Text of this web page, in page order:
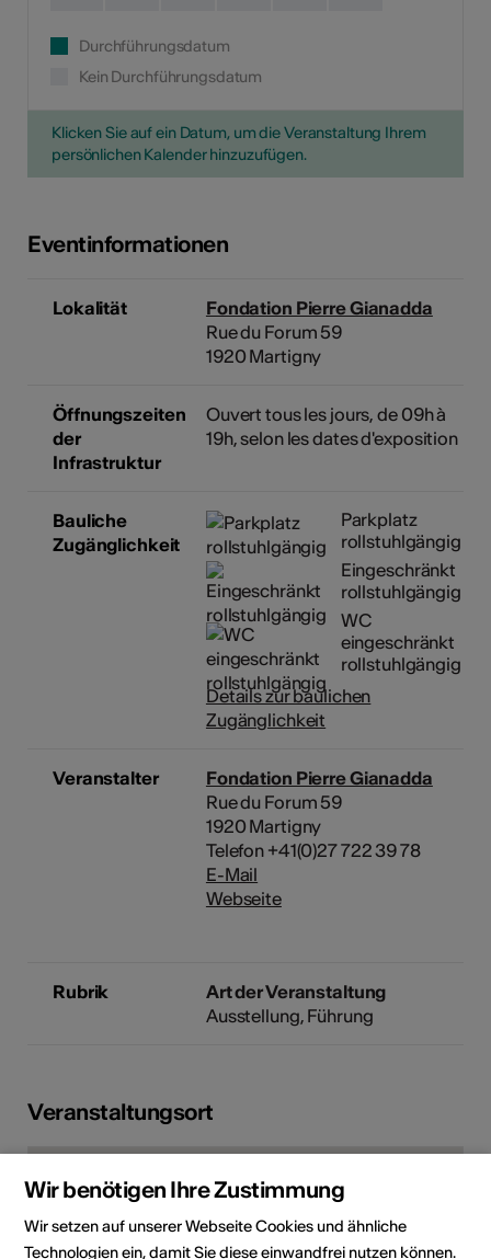
Durchführungsdatum
Kein Durchführungsdatum
Klicken Sie auf ein Datum, um die Veranstaltung Ihrem
persönlichen Kalender hinzuzufügen.
Eventinformationen
Lokalität
Fondation Pierre Gianadda
Rue du Forum 59
1920 Martigny
Öffnungszeiten
der
Infrastruktur
Ouvert tous les jours, de 09h à
19h, selon les dates d'exposition
Bauliche
Zugänglichkeit
Parkplatz
rollstuhlgängig
Eingeschränkt
rollstuhlgängig
WC
eingeschränkt
rollstuhlgängig
Details zur baulichen
Zugänglichkeit
Veranstalter
Fondation Pierre Gianadda
Rue du Forum 59
1920 Martigny
Telefon +41(0)27 722 39 78
E-Mail
Webseite
Rubrik
Art der Veranstaltung
Ausstellung Führung
Veranstaltungsort
Wir benötigen Ihre Zustimmung
Wir setzen auf unserer Webseite Cookies und ähnliche
Technologien ein, damit Sie diese einwandfrei nutzen können.